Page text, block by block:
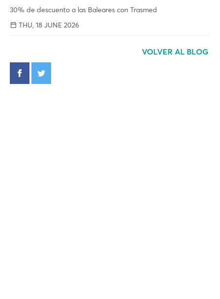
30% de descuento a las Baleares con Trasmed
THU, 18 JUNE 2026
VOLVER AL BLOG